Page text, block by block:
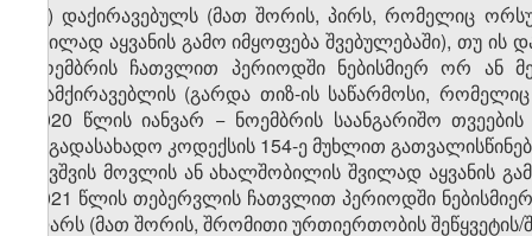
) დაქირავებულს (მათ შორის, პირს, რომელიც
შვილად აყვანის გამო იმყოფება შვებულებაში), თუ
ნოემბრის ჩათვლით პერიოდში ნებისმიერ ორ
დამქირავებლის (გარდა თიზ-ის საწარმოსი,
2020 წლის იანვარ − ნოემბრის საანგარიშო
საგადასახადო კოდექსის 154-ე მუხლით
ბავშვის მოვლის ან ახალშობილის შვილად აყვანის
2021 წლის თებერვლის ჩათვლით პერიოდში
ლარს (მათ შორის, შრომითი ურთიერთობის შეწყვეტის/